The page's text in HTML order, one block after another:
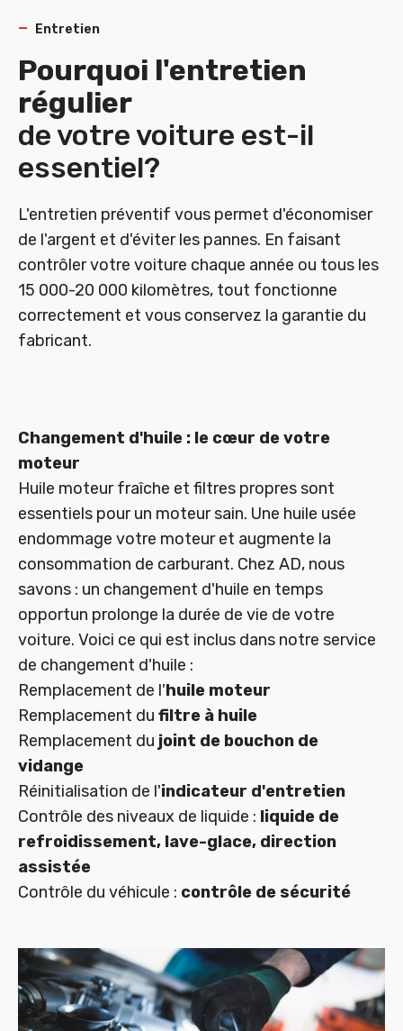
Entretien
Pourquoi l'entretien
régulier
de votre voiture est-il
essentiel?
L'entretien préventif vous permet d'économiser
de l'argent et d'éviter les pannes. En faisant
contrôler votre voiture chaque année ou tous les
15 000-20 000 kilomètres, tout fonctionne
correctement et vous conservez la garantie du
fabricant.
Changement d'huile : le cœur de votre
moteur
Huile moteur fraîche et filtres propres sont
essentiels pour un moteur sain. Une huile usée
endommage votre moteur et augmente la
consommation de carburant. Chez AD, nous
savons : un changement d'huile en temps
opportun prolonge la durée de vie de votre
voiture. Voici ce qui est inclus dans notre service
de changement d'huile :
Remplacement de l'huile moteur
Remplacement du filtre à huile
Remplacement du joint de bouchon de
vidange
Réinitialisation de l'indicateur d'entretien
Contrôle des niveaux de liquide : liquide de
refroidissement, lave-glace, direction
assistée
Contrôle du véhicule : contrôle de sécurité